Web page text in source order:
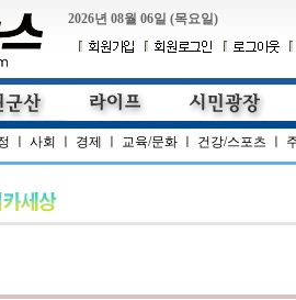
2026년 08월 06일 (목요일)
사회 경제 교육/문화 건강/스포츠